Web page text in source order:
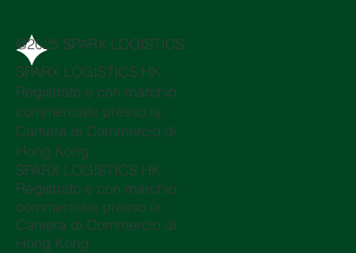
@2025 SPARX LOGISTICS
SPARX LOGISTICS HK,
Registrato e con marchio
commerciale presso la
Camera di Commercio di
Hong Kong
SPARX LOGISTICS HK,
Registrato e con marchio
commerciale presso la
Camera di Commercio di
Hong Kong